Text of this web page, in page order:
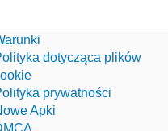
dotycząca plików
prywatności
Apki